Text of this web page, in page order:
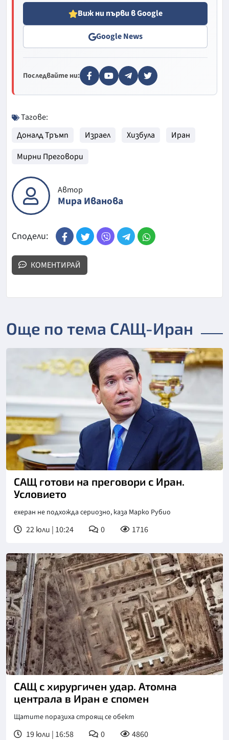
Виж ни първи в Google
Google News
Последвайте ни:
Тагове:
Доналд Тръмп
Израел Хизбула
Иран
Мирни Преговори
Автор
Мира Иванова
Сподели:
КОМЕНТИРАЙ
Още по тема САЩ-Иран
САЩ готови на преговори с Иран.
Условието
ехеран не подхожда сериозно, каза Марко Рубио
22 юли | 10:24 0 1716
САЩ с хирургичен удар. Атомна
централа в Иран е спомен
Щатите поразиха строящ се обект
19 юли | 16:58 0 4860